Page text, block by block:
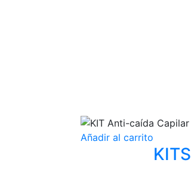
Añadir al carrito
KITS